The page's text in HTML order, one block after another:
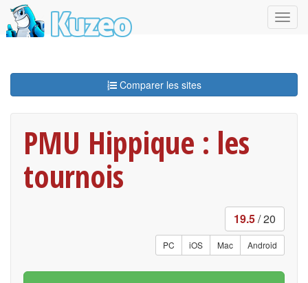
Comparer les sites
PMU Hippique : les
tournois
19.5/ 20
PC iOS Mac Android